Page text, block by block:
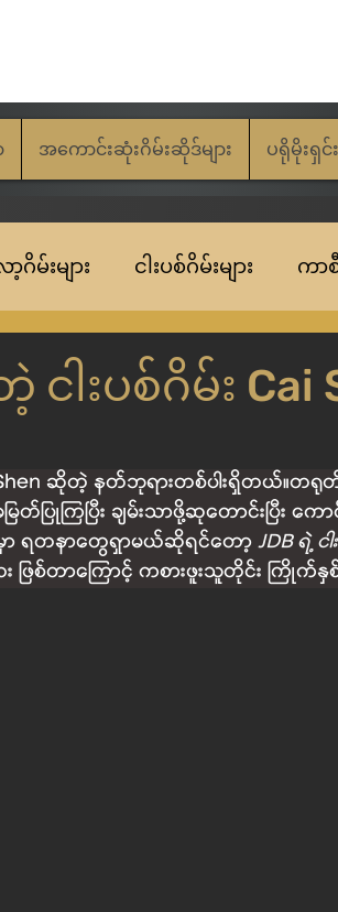
အကောင်းဆုံးဂိမ်းဆိုဒ်များ ပရိုမိုးရှင်း
ဂိမ်းများ ငါးပစ်ဂိမ်းများ ကာစီ
ါးပစ်ဂိမ်း Cai
ဆိုတဲ့ နတ်ဘုရားတစ်ပါးရှိတယ်။တ
ြုကြပြီး ချမ်းသာဖို့ဆုတောင်းပြီး ကော
ာ ရတနာတွေရှာမယ်ဆိုရင်တော့JDB ရဲ့ င
ဖြစ်တာကြောင့် ကစားဖူးသူတိုင်း ကြို